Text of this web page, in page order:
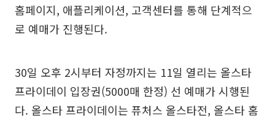
홈페이지, 애플리케이션, 고객센터를 통해 단계적으
로 예매가 진행된다.
30일 오후 2시부터 자정까지는 11일 열리는 올스타
프라이데이 입장권(5000매 한정) 선 예매가 시행된
다. 올스타 프라이데이는 퓨처스 올스타전, 올스타 홈